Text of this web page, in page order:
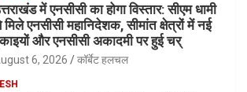
में एनसीसी का होगा विस्तार: सीएम धामी
एनसीसी महानिदेशक, सीमांत क्षेत्रों में नई
और एनसीसी अकादमी पर हुई चर्
6, 2026 कॉर्बेट हलचल